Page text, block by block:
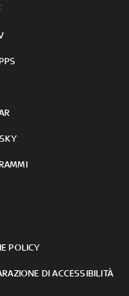
POLICY
DI ACCESSIBILITÀ